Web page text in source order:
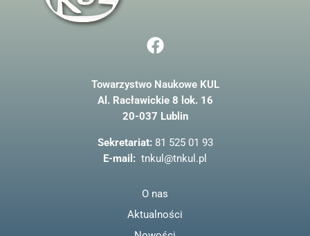
F
a
e
b
o
o
k
Towarzystwo Naukowe KUL
Al. Racławickie 8 lok. 16
20-037 Lublin
Sekretariat: 81 525 01 93
E-mail: tnkul@tnkul.pl
O nas
Aktualności